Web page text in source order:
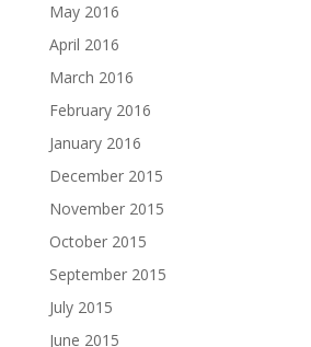
May 2016
April 2016
March 2016
February 2016
January 2016
December 2015
November 2015
October 2015
September 2015
July 2015
June 2015